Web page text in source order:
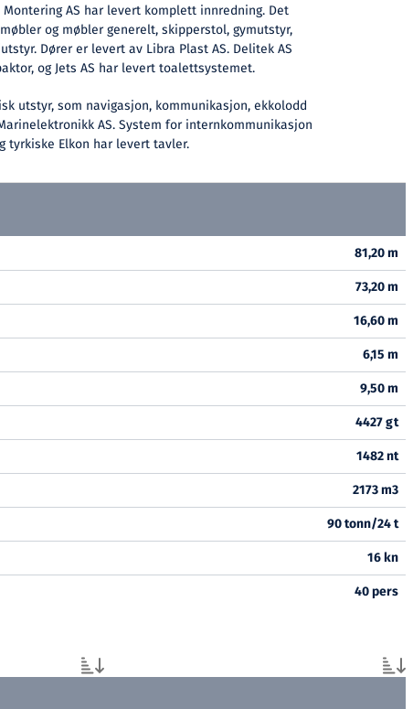
AS har levert komplett innredning. Det
og møbler generelt, skipperstol, gymutstyr,
Dører er levert av Libra Plast AS. Delitek AS
og Jets AS har levert toalettsystemet.
utstyr, som navigasjon, kommunikasjon, ekkolodd
AS. System for internkommunikasjon
tyrkiske Elkon har levert tavler.
81,20 m
73,20 m
16,60 m
6,15 m
9,50 m
4427 gt
1482 nt
2173 m3
90 tonn/24 t
16 kn
40 pers